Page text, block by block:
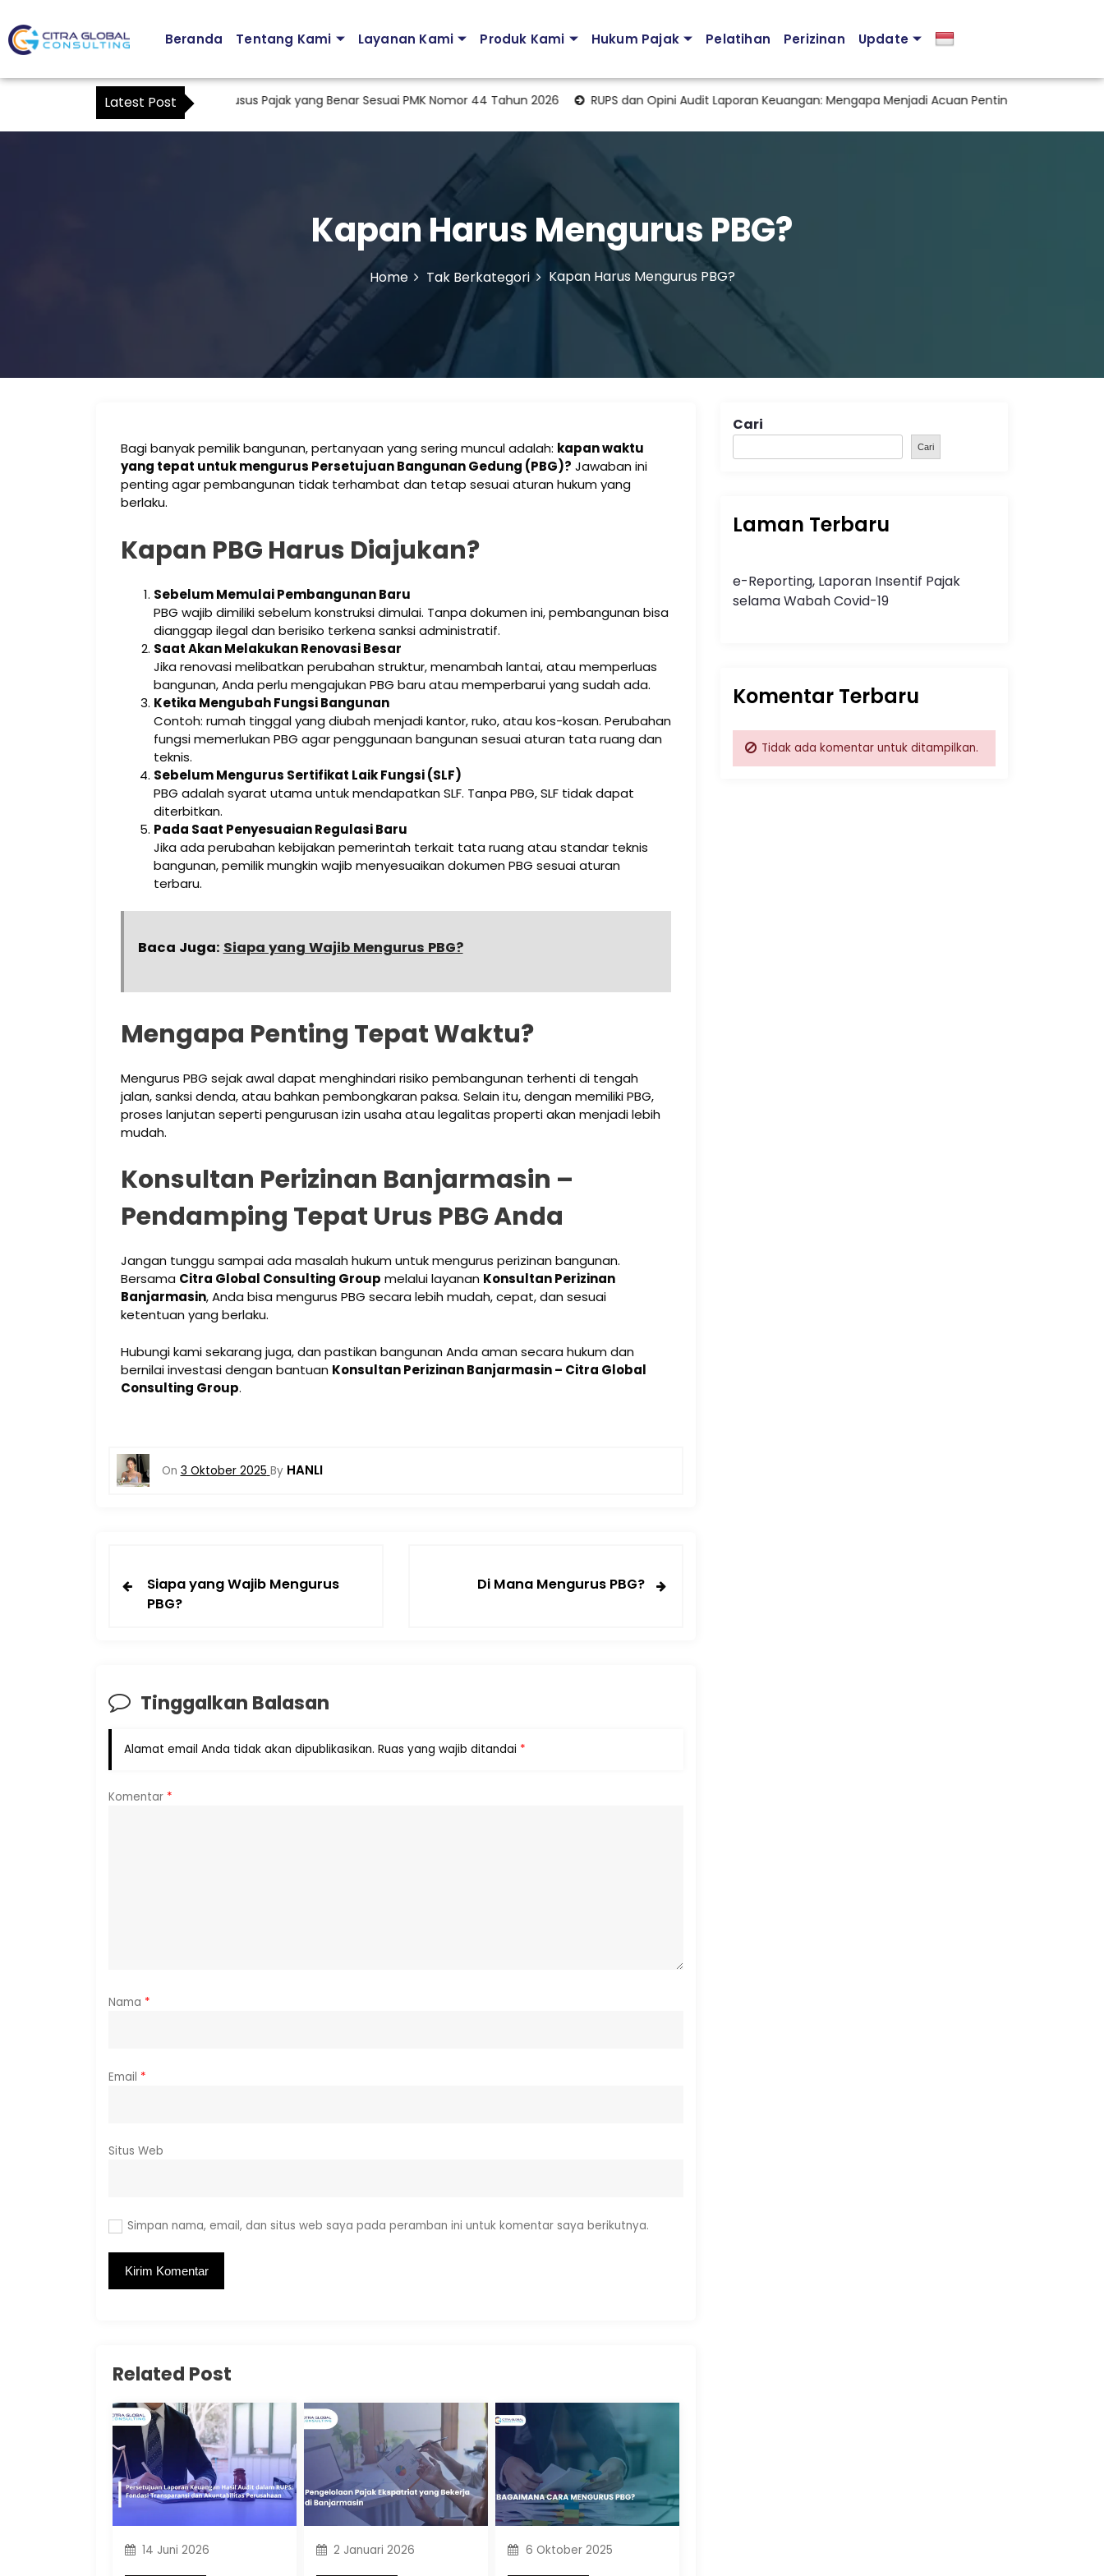
Beranda Tentang Kami Layanan Kami Produk Kami Hukum Pajak Pelatihan Perizinan Update
Latest Post
Cara Membuat Surat Kuasa Khusus Pajak yang Benar Sesuai PMK Nomor 44 Tahun 2026 RUPS dan Opini Audit Laporan Keuangan: Mengapa Menjadi Acuan Penting dalam Pengambilan
Kapan Harus Mengurus PBG?
Home Tak Berkategori Kapan Harus Mengurus PBG?
Bagi banyak pemilik bangunan, pertanyaan yang sering muncul adalah: kapan waktu
yang tepat untuk mengurus Persetujuan Bangunan Gedung (PBG)? Jawaban ini
penting agar pembangunan tidak terhambat dan tetap sesuai aturan hukum yang
berlaku.
Kapan PBG Harus Diajukan?
Sebelum Memulai Pembangunan Baru
PBG wajib dimiliki sebelum konstruksi dimulai. Tanpa dokumen ini, pembangunan bisa
dianggap ilegal dan berisiko terkena sanksi administratif.
Saat Akan Melakukan Renovasi Besar
Jika renovasi melibatkan perubahan struktur, menambah lantai, atau memperluas
bangunan, Anda perlu mengajukan PBG baru atau memperbarui yang sudah ada.
Ketika Mengubah Fungsi Bangunan
Contoh: rumah tinggal yang diubah menjadi kantor, ruko, atau kos-kosan. Perubahan
fungsi memerlukan PBG agar penggunaan bangunan sesuai aturan tata ruang dan
teknis.
Sebelum Mengurus Sertifikat Laik Fungsi (SLF)
PBG adalah syarat utama untuk mendapatkan SLF. Tanpa PBG, SLF tidak dapat
diterbitkan.
Pada Saat Penyesuaian Regulasi Baru
Jika ada perubahan kebijakan pemerintah terkait tata ruang atau standar teknis
bangunan, pemilik mungkin wajib menyesuaikan dokumen PBG sesuai aturan
terbaru.
Baca Juga: Siapa yang Wajib Mengurus PBG?
Mengapa Penting Tepat Waktu?
Mengurus PBG sejak awal dapat menghindari risiko pembangunan terhenti di tengah
jalan, sanksi denda, atau bahkan pembongkaran paksa. Selain itu, dengan memiliki PBG,
proses lanjutan seperti pengurusan izin usaha atau legalitas properti akan menjadi lebih
mudah.
Konsultan Perizinan Banjarmasin –
Pendamping Tepat Urus PBG Anda
Jangan tunggu sampai ada masalah hukum untuk mengurus perizinan bangunan.
Bersama Citra Global Consulting Group melalui layanan Konsultan Perizinan
Banjarmasin, Anda bisa mengurus PBG secara lebih mudah, cepat, dan sesuai
ketentuan yang berlaku.
Hubungi kami sekarang juga, dan pastikan bangunan Anda aman secara hukum dan
bernilai investasi dengan bantuan Konsultan Perizinan Banjarmasin – Citra Global
Consulting Group.
On 3 Oktober 2025 By HANLI
Siapa yang Wajib Mengurus
PBG?
Di Mana Mengurus PBG?
Tinggalkan Balasan
Alamat email Anda tidak akan dipublikasikan. Ruas yang wajib ditandai *
Komentar *
Nama *
Email *
Situs Web
Simpan nama, email, dan situs web saya pada peramban ini untuk komentar saya berikutnya.
Related Post
14 Juni 2026 2 Januari 2026 6 Oktober 2025
Cari
Cari
Laman Terbaru
e-Reporting, Laporan Insentif Pajak
selama Wabah Covid-19
Komentar Terbaru
Tidak ada komentar untuk ditampilkan.